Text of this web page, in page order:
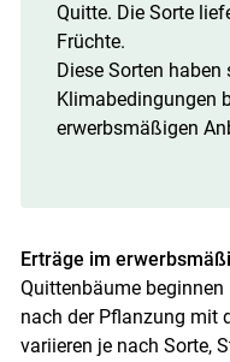
Skip
Quitte. Die Sorte
Früchte.
Diese Sorten
Klimabedingungen
erwerbsmäßigen
Erträge im
Quittenbäume beginnen
nach der Pflanzung mit
variieren je nach Sorte,